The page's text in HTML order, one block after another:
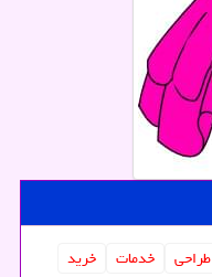
طراحی خدمات
خرید